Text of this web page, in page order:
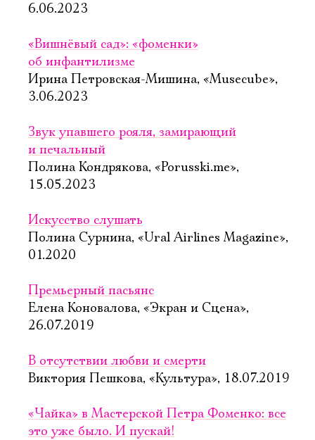
6.06.2023
«Вишнёвый сад»: «фоменки»
об инфантилизме
Ирина Петровская-Мишина, «Musecube»,
3.06.2023
Звук упавшего рояля, замирающий
и печальный
Полина Кондрякова, «Porusski.me»,
15.05.2023
Искусство слушать
Полина Сурнина, «Ural Airlines Magazine»,
01.2020
Премьерный пасьянс
Елена Коновалова, «Экран и Сцена»,
26.07.2019
В отсутствии любви и смерти
Виктория Пешкова, «Культура», 18.07.2019
«Чайка» в Мастерской Петра Фоменко: все
это уже было. И пускай!
Электропочта